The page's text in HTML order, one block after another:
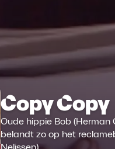
Copy Copy
Oude hippie Bob (Herman
belandt zo op het